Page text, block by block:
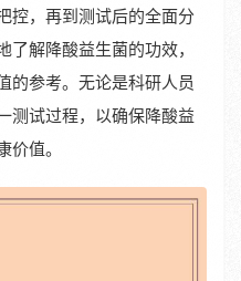
控，再到测试后的全面分
解降酸益生菌的功效，
的参考。无论是科研人员
测试过程，以确保降酸益
值。